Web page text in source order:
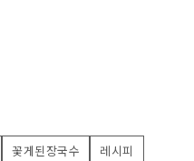
꽃게된장국수
레시피